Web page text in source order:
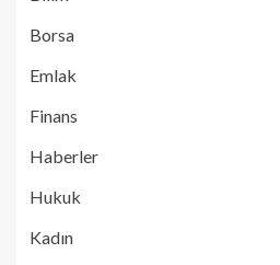
Borsa
Emlak
Finans
Haberler
Hukuk
Kadın